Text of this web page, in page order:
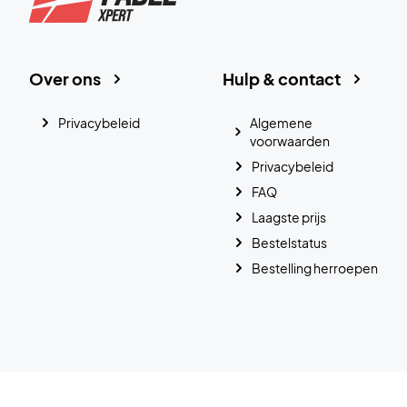
Hulp & contact
Algemene
voorwaarden
Privacybeleid
FAQ
Laagste prijs
Bestelstatus
Bestelling herroepen
Over ons
Privacybeleid